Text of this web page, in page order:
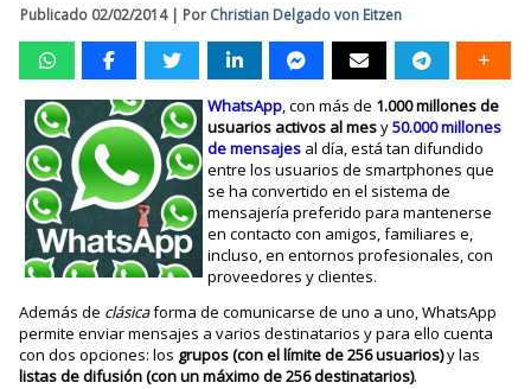
Publicado 02/02/2014| Por Christian Delgado von Eitzen
WhatsApp, con más de 1.000 millones de
usuarios activos al mesy50.000 millones
de mensajesal día, está tan difundido
entre los usuarios de smartphones que
se ha convertido en el sistema de
mensajería preferido para mantenerse
en contacto con amigos, familiares e,
incluso, en entornos profesionales, con
proveedores y clientes.
Además de clásicaforma de comunicarse de uno a uno, WhatsApp
permite enviar mensajes a varios destinatarios y para ello cuenta
con dos opciones: los grupos(con el límite de 256 usuarios)y las
listas de difusión (con un máximo de 256 destinatarios).